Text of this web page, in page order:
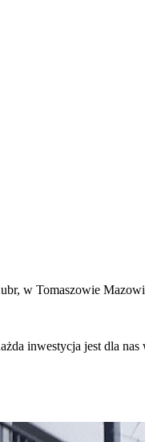
w Tomaszowie
inwestycja jest dla